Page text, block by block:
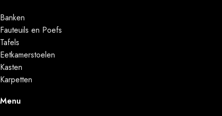
Banken
Fauteuils en Poefs
Tafels
Eetkamerstoelen
Kasten
Karpetten
Menu